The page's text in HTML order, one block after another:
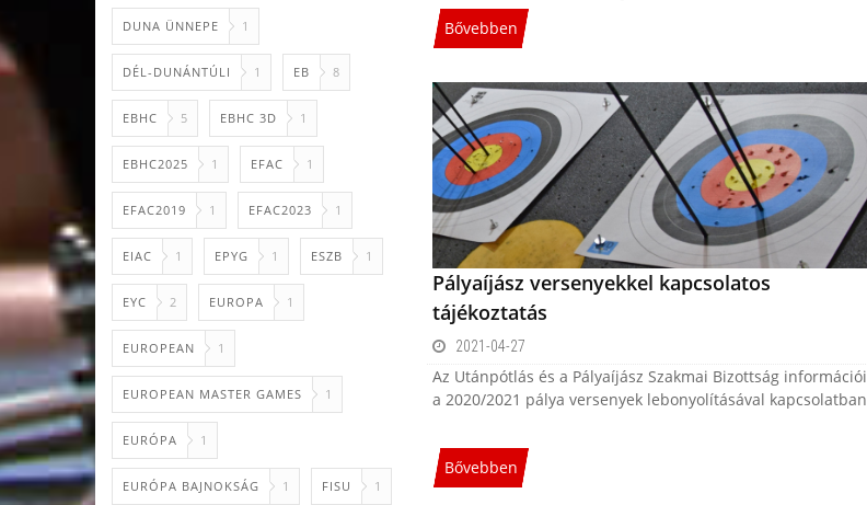
DUNA ÜNNEPE 1
DÉL-DUNÁNTÚLI 1 EB 8
EBHC 5 EBHC 3D 1
EBHC2025 1 EFAC 1
EFAC2019 1 EFAC2023 1
EIAC 1 EPYG 1 ESZB 1
EYC 2 EUROPA 1
EUROPEAN 1
EUROPEAN MASTER GAMES 1
EURÓPA 1
EURÓPA BAJNOKSÁG 1 FISU 1
Bővebben
Pályaíjász versenyekkel kapcsolatos
tájékoztatás
2021-04-27
Az Utánpótlás és a Pályaíjász Szakmai Bizottság információi
a 2020/2021 pálya versenyek lebonyolításával kapcsolatban
Bővebben